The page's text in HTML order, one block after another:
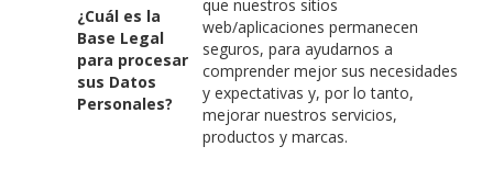
¿Cuál es la
Base Legal
para procesar
sus Datos
Personales?
que nuestros sitios
web/aplicaciones permanecen
seguros, para ayudarnos a
comprender mejor sus necesidades
y expectativas y, por lo tanto,
mejorar nuestros servicios,
productos y marcas.